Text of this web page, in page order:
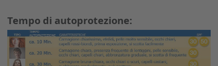
Tempo di autoprotezione: